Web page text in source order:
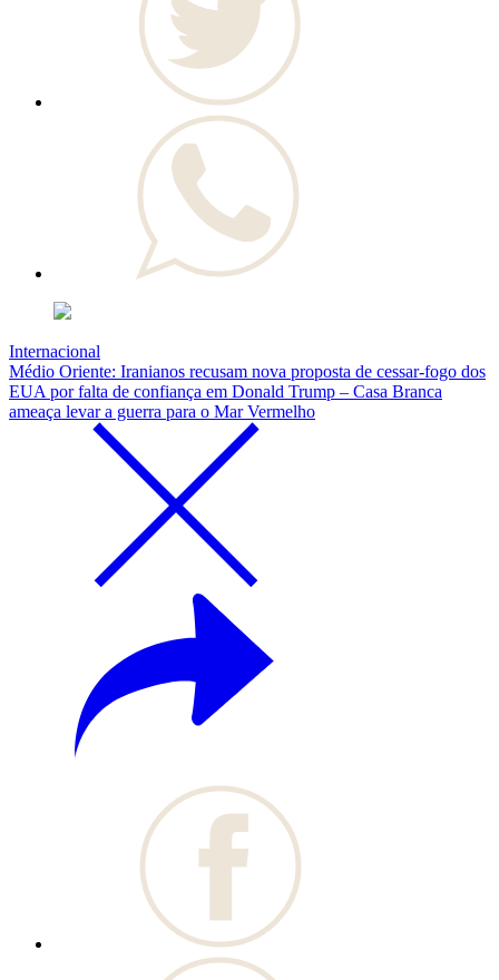
Internacional
Médio Oriente: Iranianos recusam nova proposta de cessar-fogo dos
EUA por falta de confiança em Donald Trump – Casa Branca
ameaça levar a guerra para o Mar Vermelho